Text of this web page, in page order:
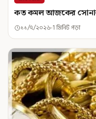
কত কমল আজকের
১১/৭/২০২৬ 1 মিনিট পড়া